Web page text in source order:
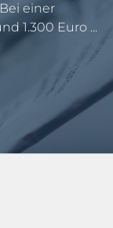
einer
1.300 Euro ...